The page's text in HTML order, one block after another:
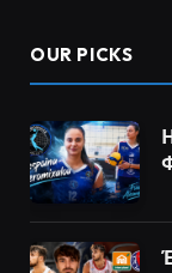
OUR PICKS